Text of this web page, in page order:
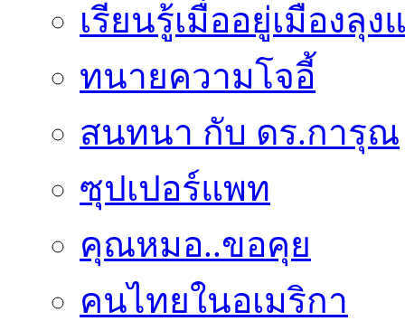
เรียนรู้เมื่ออยู่เมืองลุง
ทนายความโจอี้
สนทนา กับ ดร.การุณ
ซุปเปอร์แพท
คุณหมอ..ขอคุย
คนไทยในอเมริกา